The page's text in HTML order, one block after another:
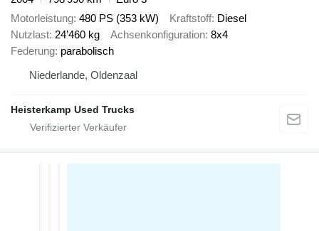
Motorleistung 480 PS (353 kW) Kraftstoff Diesel
Nutzlast 24’460 kg Achsenkonfiguration 8x4
Federung parabolisch
Niederlande, Oldenzaal
Heisterkamp Used Trucks